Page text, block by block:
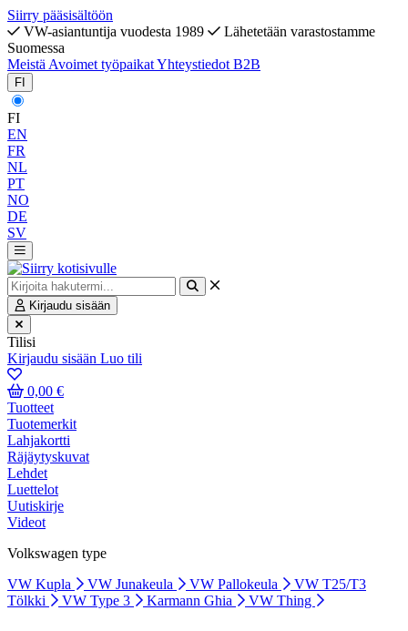
Siirry pääsisältöön
VW-asiantuntija vuodesta 1989
Lähetetään varastostamme
Suomessa
Meistä Avoimet työpaikatYhteystiedot B2B
FI
FI
EN
FR
NL
PT
NO
DE
SV
Kirjaudu sisään
Tilisi
Kirjaudu sisään Luo tili
0,00 €
Tuotteet
Tuotemerkit
Lahjakortti
Räjäytyskuvat
Lehdet
Luettelot
Uutiskirje
Videot
Volkswagen type
VW Kupla
VW Junakeula VW Pallokeula
VW T25/T3
Tölkki
VW Type 3 Karmann Ghia VW Thing